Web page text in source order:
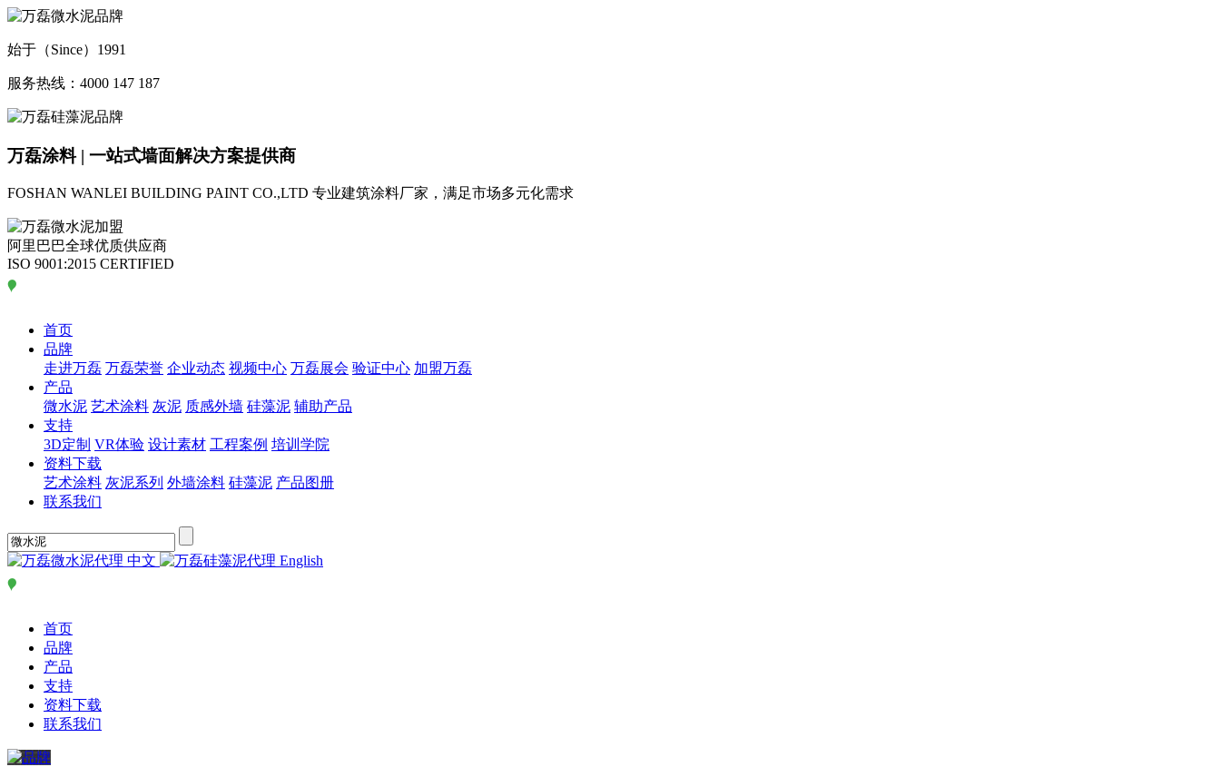
始于（Since）1991
服务热线：4000 147 187
万磊涂料 | 一站式墙面解决方案提供商
FOSHAN WANLEI BUILDING PAINT CO.,LTD 专业建筑涂料厂家，满足市场多元化需求
阿里巴巴全球优质供应商
ISO 9001:2015 CERTIFIED
首页
品牌
走进万磊 万磊荣誉 企业动态 视频中心 万磊展会 验证中心 加盟万磊
产品
微水泥 艺术涂料 灰泥 质感外墙 硅藻泥 辅助产品
支持
3D定制 VR体验 设计素材 工程案例 培训学院
资料下载
艺术涂料 灰泥系列 外墙涂料 硅藻泥 产品图册
联系我们
中文 English
首页
品牌
产品
支持
资料下载
联系我们